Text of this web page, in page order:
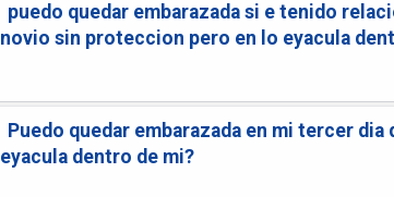
puedo quedar embarazada si e tenido
novio sin proteccion pero en lo eyacula
Puedo quedar embarazada en mi tercer
eyacula dentro de mi?